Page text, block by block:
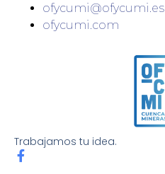
ofycumi@ofycumi.es
ofycumi.com
Trabajamos tu idea.